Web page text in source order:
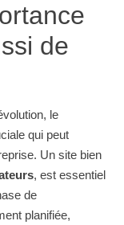
de
le
qui peut
Un site bien
, est essentiel
de
planifiée,